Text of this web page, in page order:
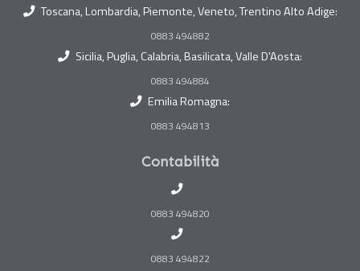
Toscana, Lombardia, Piemonte, Veneto, Trentino Alto Adige:
0883 494882
Sicilia, Puglia, Calabria, Basilicata, Valle D'Aosta:
0883 494884
Emilia Romagna:
0883 494813
Contabilità
0883 494820
0883 494822